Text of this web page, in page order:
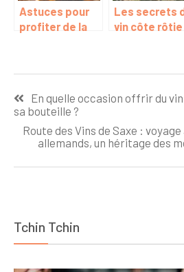
Astuces pour
profiter de la
déguster des
œnologiques
Les secrets
vin côte rôtie
entre la Syrah
de
l’article
En quelle occasion offrir du
sa bouteille ?
Route des Vins de Saxe :
allemands, un héritage des
Tchin Tchin